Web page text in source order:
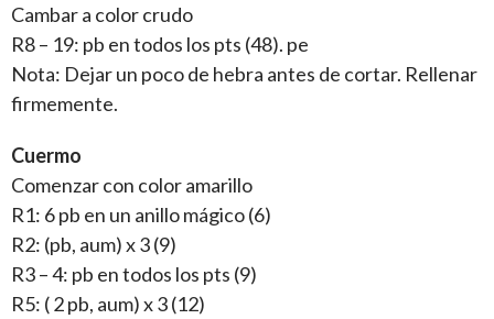
Cambar a color crudo
R8 – 19: pb en todos los pts (48). pe
Nota: Dejar un poco de hebra antes de cortar. Rellenar
firmemente.
Cuermo
Comenzar con color amarillo
R1: 6 pb en un anillo mágico (6)
R2: (pb, aum) x 3 (9)
R3 – 4: pb en todos los pts (9)
R5: ( 2 pb, aum) x 3 (12)